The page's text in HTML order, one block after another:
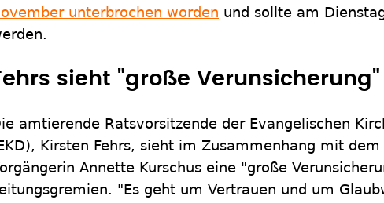
unterbrochen worden und sollte am
sieht "große Verunsicherung"
amtierende Ratsvorsitzende der Evangelischen
Kirsten Fehrs, sieht im Zusammenhang mit
Annette Kurschus eine "große
"Es geht um Vertrauen und um